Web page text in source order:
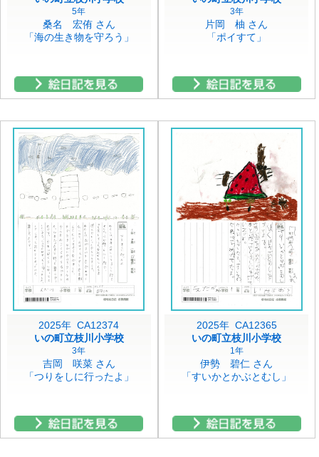
5年
桑名 宏侑 さん
「海の生き物を守ろう」
3年
片岡 柚 さん
「ポイすて」
2025年 CA12374
いの町立枝川小学校
3年
吉岡 咲菜 さん
「つりをしに行ったよ」
2025年 CA12365
いの町立枝川小学校
1年
伊勢 碧仁 さん
「すいかとかぶとむし」